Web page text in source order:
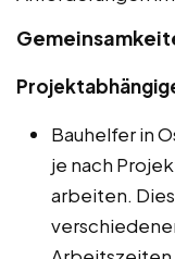
Bauhelfer in
je nach
arbeiten.